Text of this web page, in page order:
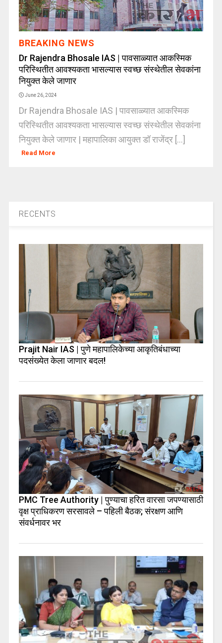
BREAKING NEWS
Dr Rajendra Bhosale IAS | पावसाळ्यात आकस्मिक
परिस्थितीत आवश्यकता भासल्यास स्वच्छ संस्थेतील सेवकांना
नियुक्त केले जाणार
June 26, 2024
Dr Rajendra Bhosale IAS | पावसाळ्यात आकस्मिक
परिस्थितीत आवश्यकता भासल्यास स्वच्छ संस्थेतील सेवकांना
नियुक्त केले जाणार | महापालिका आयुक्त डॉ राजेंद्र [...]
Read More
RECENTS
Prajit Nair IAS | पुणे महापालिकेच्या आकृतिबंधाच्या
पदसंख्येत केला जाणार बदल!
PMC Tree Authority | पुण्याचा हरित वारसा जपण्यासाठी
वृक्ष प्राधिकरण सरसावले – पहिली बैठक; संरक्षण आणि
संवर्धनावर भर